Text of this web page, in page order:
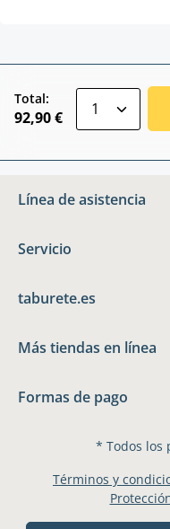
Total:
92,90 €
Línea de asistencia
Servicio
taburete.es
Más tiendas en línea
Formas de pago
* Todos los
Términos y